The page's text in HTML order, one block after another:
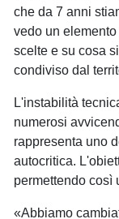
che da 7 anni
vedo un
scelte e su cosa
condiviso dal
L'instabilità
numerosi
rappresenta uno
autocritica.
permettendo così
«Abbiamo